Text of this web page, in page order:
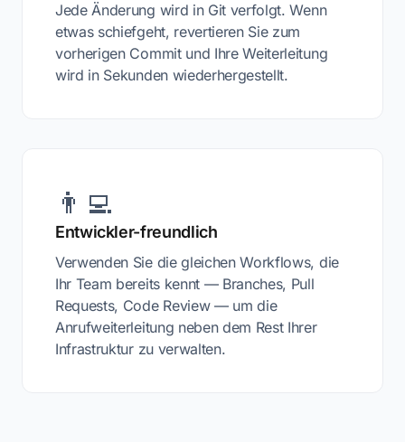
Jede Änderung wird in Git verfolgt. Wenn
etwas schiefgeht, revertieren Sie zum
vorherigen Commit und Ihre Weiterleitung
wird in Sekunden wiederhergestellt.
👨‍💻
Entwickler-freundlich
Verwenden Sie die gleichen Workflows, die
Ihr Team bereits kennt — Branches, Pull
Requests, Code Review — um die
Anrufweiterleitung neben dem Rest Ihrer
Infrastruktur zu verwalten.